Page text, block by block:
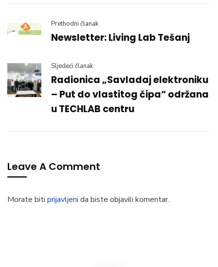
Prethodni članak
Newsletter: Living Lab Tešanj
Sljedeći članak
Radionica „Savladaj elektroniku
– Put do vlastitog čipa“ održana
u TECHLAB centru
Leave A Comment
Morate biti prijavljeni da biste objavili komentar.